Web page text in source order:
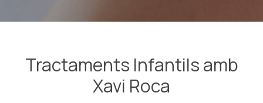
Tractaments Infantils amb
Xavi Roca